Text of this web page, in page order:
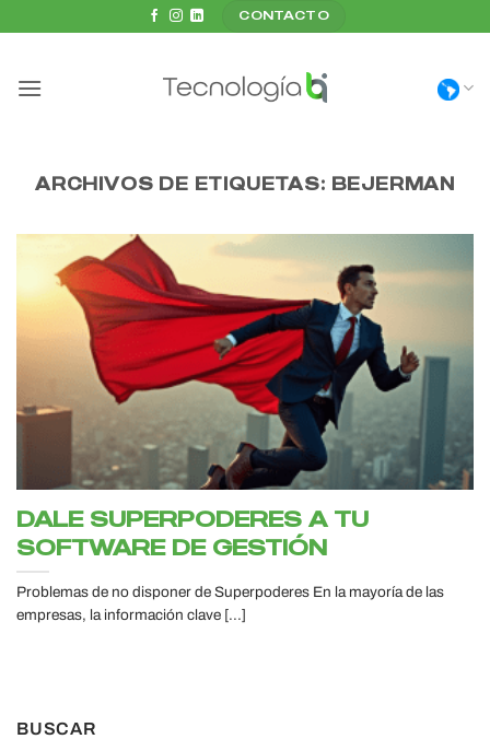
CONTACTO
ARCHIVOS DE ETIQUETAS: BEJERMAN
DALE SUPERPODERES A TU
SOFTWARE DE GESTIÓN
Problemas de no disponer de Superpoderes En la mayoría de las
empresas, la información clave [...]
BUSCAR